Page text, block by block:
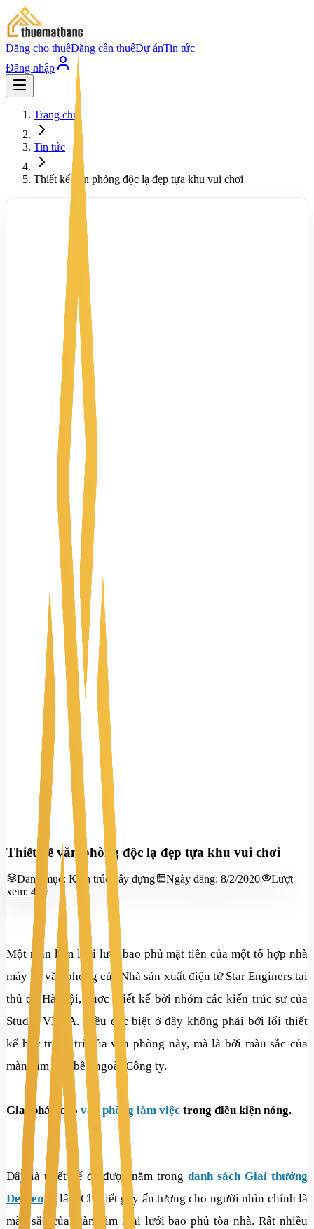
Đăng cho thuêĐăng cần thuêDự ánTin tức
Đăng nhập
Trang chủ
Tin tức
Thiết kế văn phòng độc lạ đẹp tựa khu vui chơi
Thiết kế văn phòng độc lạ đẹp tựa khu vui chơi
Danh mục: Kiến trúc xây dựng Ngày đăng: 8/2/2020
Lượt
xem: 419
Một màn kim loại lưới bao phủ mặt tiền của một tổ hợp nhà
máy và văn phòng của Nhà sản xuất điện tử Star Enginers tại
thủ dô Hà Nội, đuơc thiết kế bởi nhóm các kiến trúc sư của
Studio VDGA. Điều đặc biệt ở đây không phải bởi lối thiết
kế hay trang trí của văn phòng này, mà là bởi màu sắc của
màn kim loại bên ngoài Công ty.
Giaỉ pháp cho văn phòng làm việc trong điều kiện nóng.
Đây là thiết kế đã được năm trong danh sách Giaỉ thưởng
Dezeentừ lâu. Chi tiết gây ấn tượng cho người nhìn chính là
màu sắc của màn kim loại lưới bao phủ tòa nhà. Rất nhiều